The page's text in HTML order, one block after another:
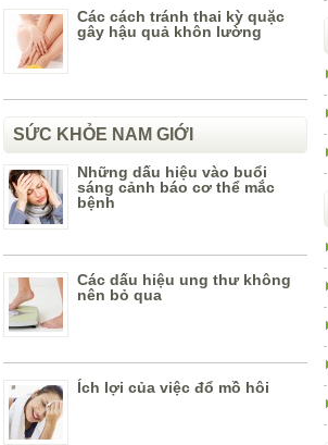
Các cách tránh thai kỳ quặc
gây hậu quả khôn lường
SỨC KHỎE NAM GIỚI
Những dấu hiệu vào buổi
sáng cảnh báo cơ thể mắc
bệnh
Các dấu hiệu ung thư không
nên bỏ qua
Ích lợi của việc đổ mồ hôi